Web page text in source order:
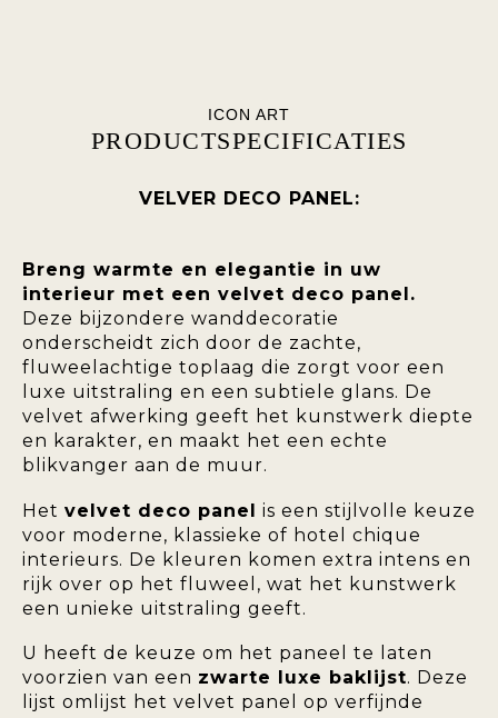
ICON ART
PRODUCTSPECIFICATIES
VELVER DECO PANEL:
Breng warmte en elegantie in uw
interieur met een velvet deco panel.
Deze bijzondere wanddecoratie
onderscheidt zich door de zachte,
fluweelachtige toplaag die zorgt voor een
luxe uitstraling en een subtiele glans. De
velvet afwerking geeft het kunstwerk diepte
en karakter, en maakt het een echte
blikvanger aan de muur.
Het velvet deco panel is een stijlvolle keuze
voor moderne, klassieke of hotel chique
interieurs. De kleuren komen extra intens en
rijk over op het fluweel, wat het kunstwerk
een unieke uitstraling geeft.
U heeft de keuze om het paneel te laten
voorzien van een zwarte luxe baklijst. Deze
lijst omlijst het velvet panel op verfijnde